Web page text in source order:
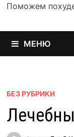
Поможем
МЕНЮ
БЕЗ РУБРИКИ